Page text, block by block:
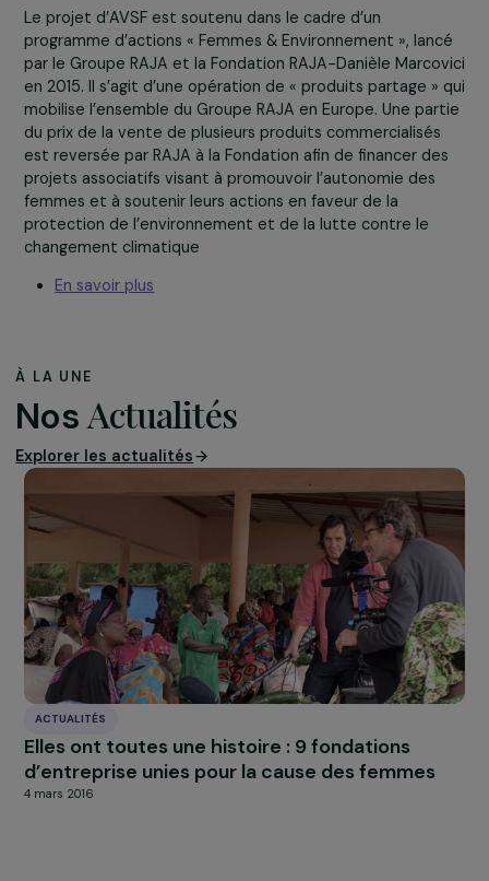
LE PROGRAMME D’ACTIONS
& ENVIRONNEMENT”
Le projet d’AVSF est soutenu dans le cadre d’un
programme d’actions « Femmes & Environnement »,
par le Groupe RAJA et la Fondation RAJA-Danièle
en 2015. Il s’agit d’une opération de « produits partage
mobilise l’ensemble du Groupe RAJA en Europe. Une
du prix de la vente de plusieurs produits commercialisés
est reversée par RAJA à la Fondation afin de financer
projets associatifs visant à promouvoir l’autonomie des
femmes et à soutenir leurs actions en faveur de la
protection de l’environnement et de la lutte contre le
changement climatique
En savoir plus